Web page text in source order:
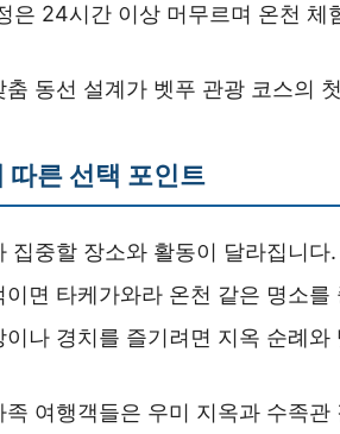
은 24시간 이상 머무르며 온천 체
동선 설계가 벳푸 관광 코스의
따른 선택 포인트
집중할 장소와 활동이 달라집니다.
면 타케가와라 온천 같은 명소
나 경치를 즐기려면 지옥 순례
여행객들은 우미 지옥과 수족